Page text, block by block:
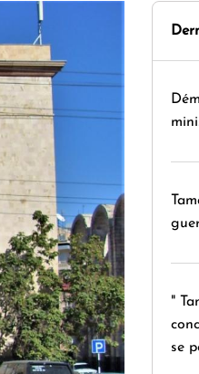
"
se